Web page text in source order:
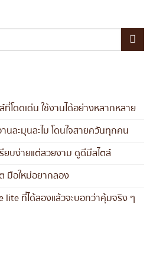
โดดเด่น ใช้งานได้อย่างหลากหลาย
ละมุนละไม โดนใจสายควันทุกคน
ยบง่ายแต่สวยงาม ดูดีมีสไตล์
มือใหม่อยากลอง
lite ที่ได้ลองแล้วจะบอกว่าคุ้มจริง ๆ